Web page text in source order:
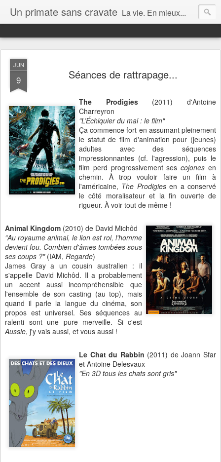
Un primate sans cravate La vie. En mieux...
JUN
9 Séances de rattrapage...
The Prodigies(2011) d'Antoine
Charreyron
"L’Échiquier du mal : le film"
Ça commence fort en assumant pleinement
le statut de film d'animation pour (jeunes)
adultes avec des séquences
impressionnantes (cf. l'agression), puis le
film perd progressivement sescojones en
chemin. À trop vouloir faire un film à
l'américaine, The Prodigiesen a conservé
le côté moralisateur et la fin ouverte de
rigueur. À voir tout de même !
Animal Kingdom (2010) de David Michôd
"Au royaume animal, le lion est roi, l'homme
devient fou. Combien d'âmes tombées sous
ses coups ?" (IAM, Regarde)
James Gray a un cousin australien : il
s'appelle David Michôd. Il a probablement
un accent aussi incompréhensible que
l'ensemble de son casting (au top), mais
quand il parle la langue du cinéma, son
propos est universel. Ses séquences au
ralenti sont une pure merveille. Si c'est
Aussie, j'y vais aussi, et vous aussi !
Le Chat du Rabbin (2011) de Joann Sfar
et Antoine Delesvaux
"En 3D tous les chats sont gris"